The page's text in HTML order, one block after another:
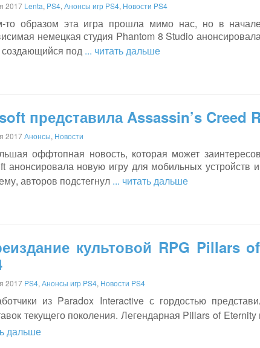
2017 Lenta, PS4, Анонсы игр PS4, Новости PS4
то образом эта игра прошла мимо нас, но в
немецкая студия Phantom 8 Studio
под ... читать дальше
представила Assassin’s Creed
2017Анонсы, Новости
оффтопная новость, которая может
анонсировала новую игру для мобильных устройств
авторов подстегнул ... читать дальше
культовой RPG Pillars
2017 PS4, Анонсы игр PS4, Новости PS4
из Paradox Interactive с гордостью
текущего поколения. Легендарная Pillars of
дальше